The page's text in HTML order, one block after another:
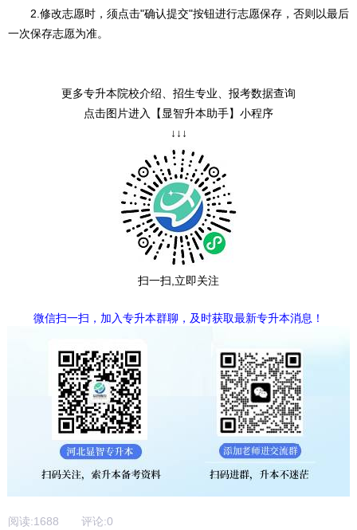
2.修改志愿时，须点击"确认提交"按钮进行志愿保存，否则以最后
一次保存志愿为准。
更多专升本院校介绍、招生专业、报考数据查询
点击图片进入【显智升本助手】小程序
↓↓↓
扫一扫,立即关注
微信扫一扫，加入专升本群聊，及时获取最新专升本消息！
阅读:1688 评论:0